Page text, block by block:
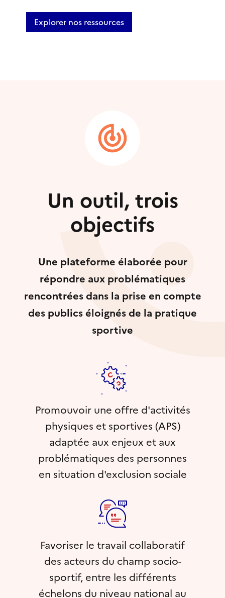
Explorer nos ressources
Un outil, trois
objectifs
Une plateforme élaborée pour
répondre aux problématiques
rencontrées dans la prise en compte
des publics éloignés de la pratique
sportive
Promouvoir une offre d'activités
physiques et sportives (APS)
adaptée aux enjeux et aux
problématiques des personnes
en situation d'exclusion sociale
Favoriser le travail collaboratif
des acteurs du champ socio-
sportif, entre les différents
échelons du niveau national au